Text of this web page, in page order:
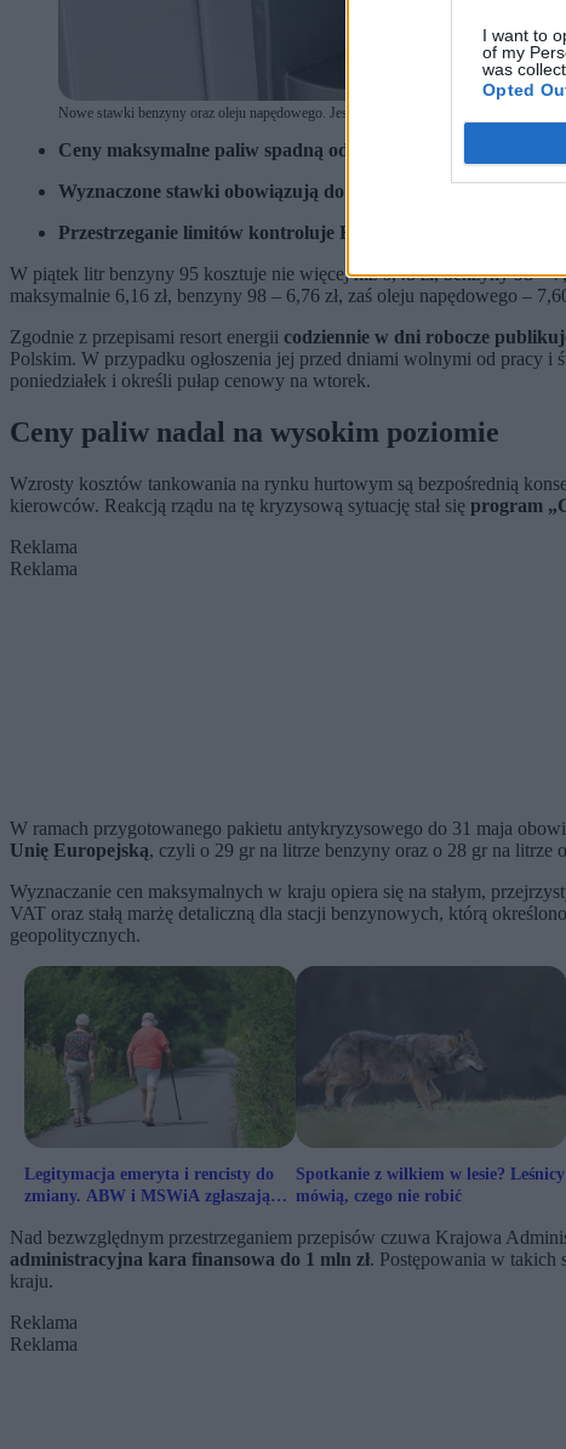
I want to
of my
was
Opted
Nowe stawki benzyny oraz oleju napędowego. Jest obwieszczenie Ministerstwa
Ceny maksymalne paliw spadną od soboty. Za litr benzyny 95
Wyznaczone stawki obowiązują do poniedziałku. Nowe
Przestrzeganie limitów kontroluje Krajowa Administracja
W piątek litr benzyny 95 kosztuje nie więcej niż 6,48 zł, benzyny 98 –
maksymalnie 6,16 zł, benzyny 98 – 6,76 zł, zaś oleju napędowego –
Zgodnie z przepisami resort energii codziennie w dni robocze
Polskim. W przypadku ogłoszenia jej przed dniami wolnymi od pracy
poniedziałek i określi pułap cenowy na wtorek.
Ceny paliw nadal na wysokim poziomie
Wzrosty kosztów tankowania na rynku hurtowym są bezpośrednią
kierowców. Reakcją rządu na tę kryzysową sytuację stał się program
Reklama
Reklama
W ramach przygotowanego pakietu antykryzysowego do 31 maja
Unię Europejską, czyli o 29 gr na litrze benzyny oraz o 28 gr na litrze
Wyznaczanie cen maksymalnych w kraju opiera się na stałym,
VAT oraz stałą marżę detaliczną dla stacji benzynowych, którą
geopolitycznych.
Legitymacja emeryta i rencisty do
zmiany. ABW i MSWiA zgłaszają
Spotkanie z wilkiem w lesie? Leśnicy
mówią, czego nie robić
Nad bezwzględnym przestrzeganiem przepisów czuwa Krajowa
administracyjna kara finansowa do 1 mln zł. Postępowania w takich
kraju.
Reklama
Reklama